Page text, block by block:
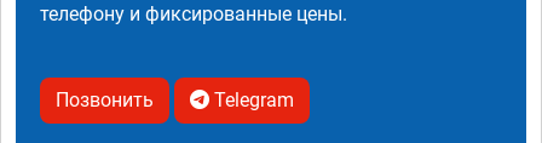
телефону и фиксированные цены.
Позвонить Telegram